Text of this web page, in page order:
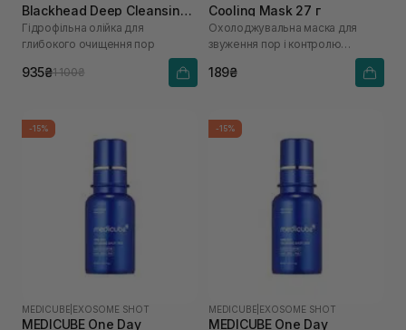
Blackhead Deep Cleansing
Oil 205 мл
Гідрофільна олійка для
глибокого очищення пор
935₴1 100₴
Cooling Mask 27 г
Охолоджувальна маска для
звуження пор і контролю
189₴
-15%
MEDICUBE EXOSOME SHOT
MEDICUBE One Day
-15%
MEDICUBE EXOSOME SHOT
MEDICUBE One Day